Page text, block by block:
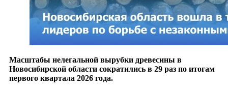
Масштабы нелегальной вырубки древесины в
Новосибирской области сократились в 29 раз по итогам
первого квартала 2026 года.